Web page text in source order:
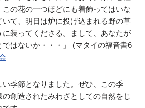
の花の一つほどにも着飾ってはいな
て、明日は炉に投げ込まれる野の草
装ってくださる。まして、あなたが
はないか・・・」 (マタイの福音書6
季節となりました。ぜひ、この季
創造されたみわざとしての自然をじ